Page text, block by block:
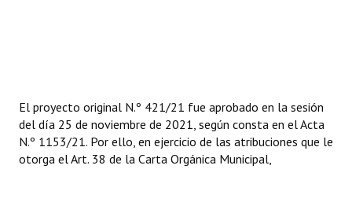
El proyecto original N.º 421/21 fue aprobado en la sesión
del día 25 de noviembre de 2021, según consta en el Acta
N.º 1153/21. Por ello, en ejercicio de las atribuciones que le
otorga el Art. 38 de la Carta Orgánica Municipal,